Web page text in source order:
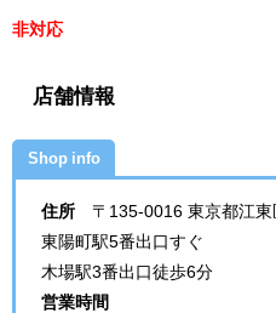
非対応
店舗情報
Shop info
住所 〒135-0016 東京都江
東陽町駅5番出口すぐ
木場駅3番出口徒歩6分
営業時間